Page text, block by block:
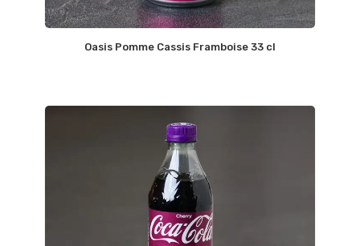
Oasis Pomme Cassis Framboise 33 cl